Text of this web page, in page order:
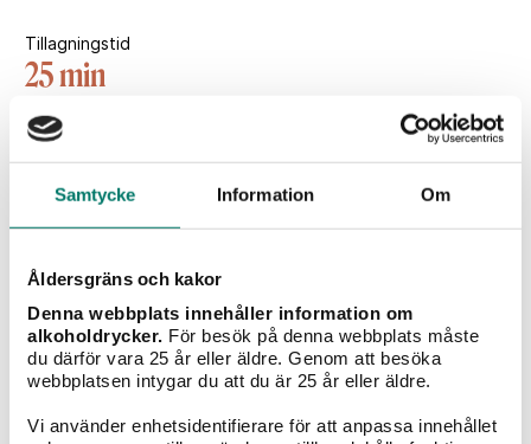
Samtycke Information Om
Åldersgräns och kakor
Denna webbplats innehåller information om
alkoholdrycker. För besök på denna webbplats måste
du därför vara 25 år eller äldre. Genom att besöka
webbplatsen intygar du att du är 25 år eller äldre.
Vi använder enhetsidentifierare för att anpassa innehållet
Tillagningstid
25 min
Vintips till maten